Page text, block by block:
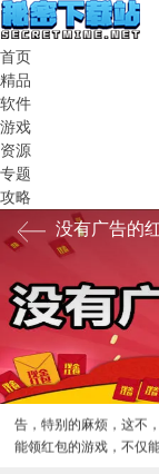
首页
精品
软件
游戏
资源
专题
攻略
没有广告的
最近带有红包的游
告，特别的麻烦，这不
能领红包的游戏，不仅
何乐而不为呢？要不要